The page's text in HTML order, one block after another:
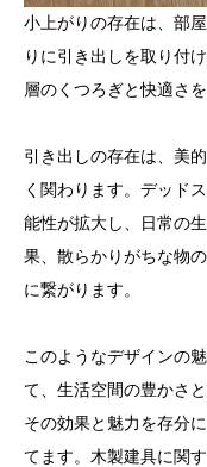
小上がりの存在は、部
りに引き出しを取り付
層のくつろぎと快適さ
引き出しの存在は、美
く関わります。デッド
能性が拡大し、日常の
果、散らかりがちな物
に繋がります。
このようなデザインの
て、生活空間の豊かさ
その効果と魅力を存分
てます。木製建具に関